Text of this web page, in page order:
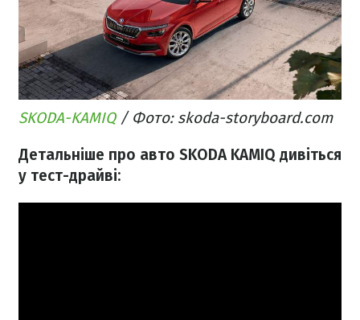
SKODA-KAMIQ / Фото: skoda-storyboard.com
Детальніше про авто SKODA KAMIQ дивіться
у тест-драйві: